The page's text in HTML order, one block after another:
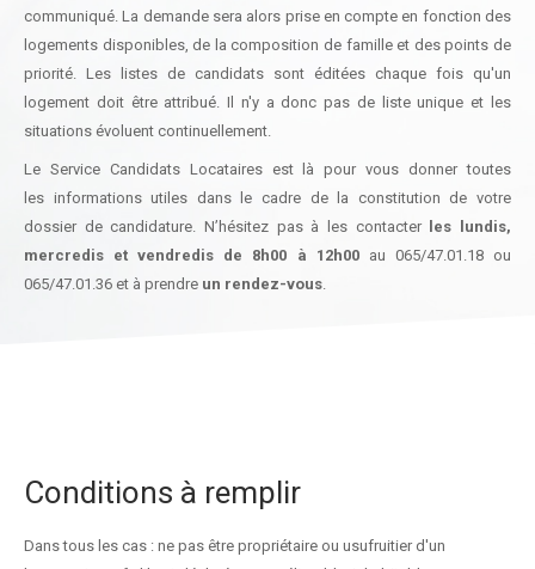
communiqué. La demande sera alors prise en compte en fonction des
logements disponibles, de la composition de famille et des points de
priorité. Les listes de candidats sont éditées chaque fois qu'un
logement doit être attribué. Il n'y a donc pas de liste unique et les
situations évoluent continuellement.
Le Service Candidats Locataires est là pour vous donner toutes
les informations utiles dans le cadre de la constitution de votre
dossier de candidature. N’hésitez pas à les contacter
les lundis,
mercredis et vendredis de 8h00 à 12h00au 065/47.01.18 ou
065/47.01.36 et à prendre un rendez-vous.
Conditions à remplir
Dans tous les cas : ne pas être propriétaire ou usufruitier d'un